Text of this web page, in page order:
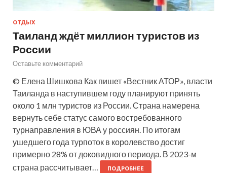
ОТДЫХ
Таиланд ждёт миллион туристов из
России
Оставьте комментарий
© Елена Шишкова Как пишет «Вестник АТОР», власти
Таиланда в наступившем году планируют принять
около 1 млн туристов из России. Страна намерена
вернуть себе статус самого востребованного
турнаправления в ЮВА у россиян. По итогам
ушедшего года турпоток в королевство достиг
примерно 28% от доковидного периода. В 2023-м
страна рассчитывает…
ПОДРОБНЕЕ